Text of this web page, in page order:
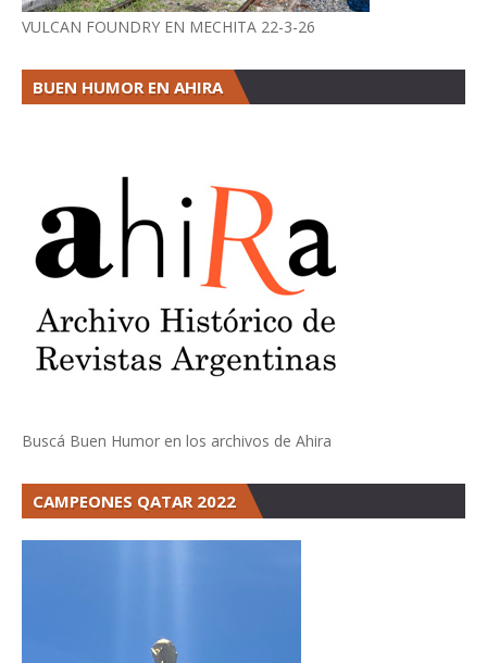
VULCAN FOUNDRY EN MECHITA 22-3-26
BUEN HUMOR EN AHIRA
Buscá Buen Humor en los archivos de Ahira
CAMPEONES QATAR 2022